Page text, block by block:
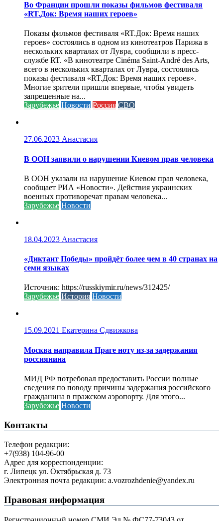
Во Франции прошли показы фильмов фестиваля
«RT.Док: Время наших героев»
Показы фильмов фестиваля «RT.Док: Время наших
героев» состоялись в одном из кинотеатров Парижа в
нескольких кварталах от Лувра, сообщили в пресс-
службе RT. «В кинотеатре Cinéma Saint-André des Arts,
всего в нескольких кварталах от Лувра, состоялись
показы фестиваля «RT.Док: Время наших героев».
Многие зрители пришли впервые, чтобы увидеть
запрещенные на...
Зарубежье Новости Россия СВО
27.06.2023 Анастасия
В ООН заявили о нарушении Киевом прав человека
В ООН указали на нарушение Киевом прав человека,
сообщает РИА «Новости». Действия украинских
военных противоречат правам человека...
Зарубежье Новости
18.04.2023 Анастасия
«Диктант Победы» пройдёт более чем в 40 странах на
семи языках
Источник: https://russkiymir.ru/news/312425/
Зарубежье История Новости
15.09.2021 Екатерина Сдвижкова
Москва направила Праге ноту из-за задержания
россиянина
МИД РФ потребовал предоставить России полные
сведения по поводу причины задержания российского
гражданина в пражском аэропорту. Для этого...
Зарубежье Новости
Контакты
Телефон редакции:
+7(938) 104-96-00
Адрес для корреспонденции:
г. Липецк ул. Октябрьская д. 73
Электронная почта редакции: a.vozrozhdenie@yandex.ru
Правовая информация